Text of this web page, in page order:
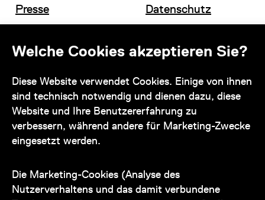
Welche Cookies akzeptieren Sie?
Diese Website verwendet Cookies. Einige von ihnen
sind technisch notwendig und dienen dazu, diese
Website und Ihre Benutzererfahrung zu
verbessern, während andere für Marketing-Zwecke
eingesetzt werden.
Die Marketing-Cookies (Analyse des
Nutzerverhaltens und das damit verbundene
Presse
Datenschutz
Kontakt
zu den Öffnungszeiten des Museums
auch telefonisch zur Verfügung: